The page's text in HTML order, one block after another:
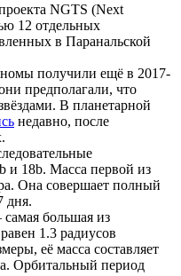
NGTS (Next
12 отдельных
в Паранальской
получили ещё в 2017-
предполагали, что
В планетарной
недавно, после
и 18b. Масса первой из
Она совершает полный
дня.
большая из
1.3 радиусов
её масса составляет
Орбитальный период